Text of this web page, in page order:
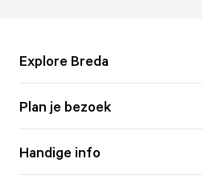
Explore Breda
Plan je bezoek
Handige info